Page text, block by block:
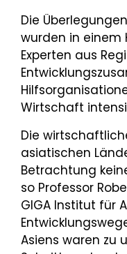
Die
wurden in einem
Experten aus
Wirtschaft
Die
asiatischen
Betrachtung
so Professor
GIGA Institut für
Asiens waren zu